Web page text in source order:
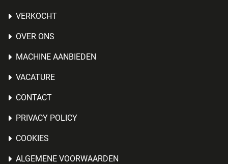
VERKOCHT
OVER ONS
MACHINE AANBIEDEN
VACATURE
CONTACT
PRIVACY POLICY
COOKIES
ALGEMENE VOORWAARDEN